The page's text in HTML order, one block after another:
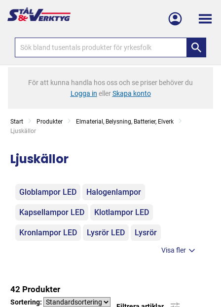
Meny
För att kunna handla hos oss och se priser behöver du
Logga in ellerSkapa konto
Start Produkter
Elmaterial, Belysning, Batterier, Elverk
Current:
Ljuskällor
Ljuskällor
Kategorier
Globlampor LED Halogenlampor
Kapsellampor LED Klotlampor LED
Kronlampor LED Lysrör LED Lysrör
Visa fler
42 Produkter
Sortering: